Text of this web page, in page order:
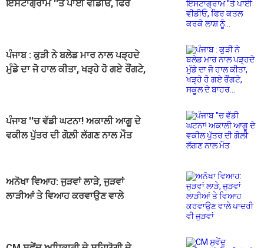
ਇੰਸਟਾਗ੍ਰਾਮ ''ਤੇ ਪਾਈ ਵੀਡੀਓ, ਫਿਰ
ਪੰਜਾਬ : ਕੁੜੀ ਨੇ ਬਲੇਡ ਮਾਰ ਨਾਲ ਪੜ੍ਹਦੇ
ਮੁੰਡੇ ਦਾ ਜੋ ਹਾਲ ਕੀਤਾ, ਖੜ੍ਹੇ ਹੋ ਗਏ ਰੌਂਗਟੇ,
ਪੰਜਾਬ ''ਚ ਵੱਡੀ ਘਟਨਾ! ਅਕਾਲੀ ਆਗੂ ਦੇ
ਵਕੀਲ ਪੁੱਤਰ ਦੀ ਗੋਲ਼ੀ ਲੱਗਣ ਨਾਲ ਮੌਤ
ਅਨੋਖਾ ਵਿਆਹ: ਜੁੜਵਾਂ ਲਾੜੇ, ਜੁੜਵਾਂ
ਲਾੜੀਆਂ ਤੇ ਵਿਆਹ ਕਰਵਾਉਣ ਵਾਲੇ